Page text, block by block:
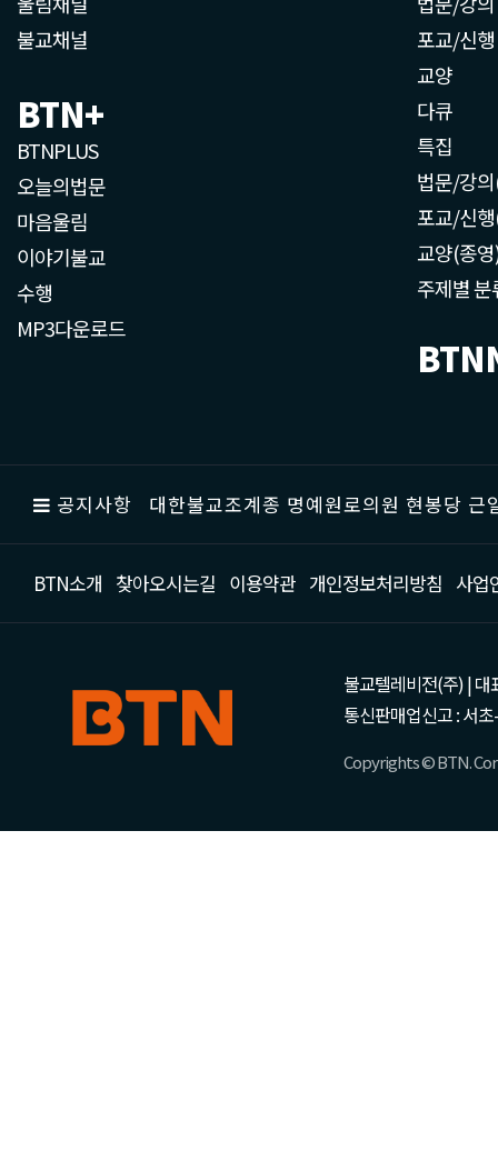
불교채널
BTN+
BTNPLUS
오늘의법문
마음울림
이야기불교
수행
MP3다운로드
포교/신행
교양
다큐
특집
법문/강
포교/신
교양(종
주제별 분
공지사항 대한불교조계종 명예원로의원 현봉당
BTN소개 찾아오시는길 이용약관 개인정보처리방침 사업
불교텔레비전(주) | 대
통신판매업신고 : 서
Copyrights © BTN.